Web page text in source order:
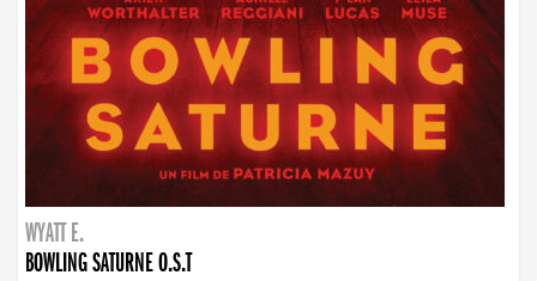
WYATT E.
BOWLING SATURNE O.S.T